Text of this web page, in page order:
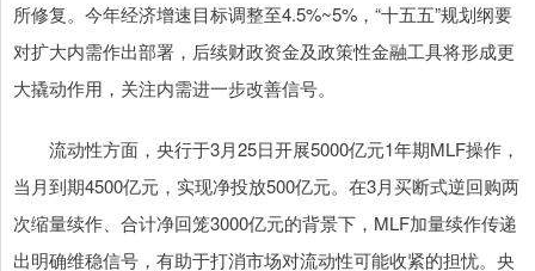
所修复。今年经济增速目标调整至4.5%~5%，“十五五”规划纲要
对扩大内需作出部署，后续财政资金及政策性金融工具将形成更
大撬动作用，关注内需进一步改善信号。
流动性方面，央行于3月25日开展5000亿元1年期MLF操作，
当月到期4500亿元，实现净投放500亿元。在3月买断式逆回购两
次缩量续作、合计净回笼3000亿元的背景下，MLF加量续作传递
出明确维稳信号，有助于打消市场对流动性可能收紧的担忧。央